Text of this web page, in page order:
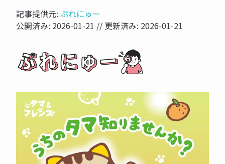
記事提供元: ぷれにゅー
公開済み: 2026-01-21 // 更新済み: 2026-01-21